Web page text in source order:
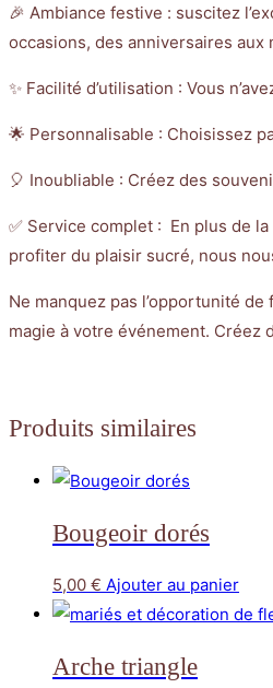
🎉 Ambiance festive : suscitez
occasions, des anniversaires aux
✨ Facilité d’utilisation : Vous
🌟 Personnalisable : Choisissez
🎈 Inoubliable : Créez des
✅ Service complet : En plus de
profiter du plaisir sucré, nous
Ne manquez pas l’opportunité
magie à votre événement. Créez
Produits similaires
Bougeoir dorés
5,00 € Ajouter au panier
Arche triangle